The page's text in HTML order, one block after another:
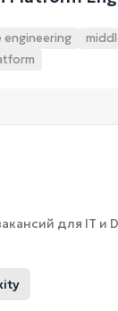
engineering
для IT и